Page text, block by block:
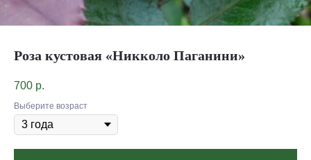
Роза кустовая «Никколо Паганини»
700 р.
Выберите возраст